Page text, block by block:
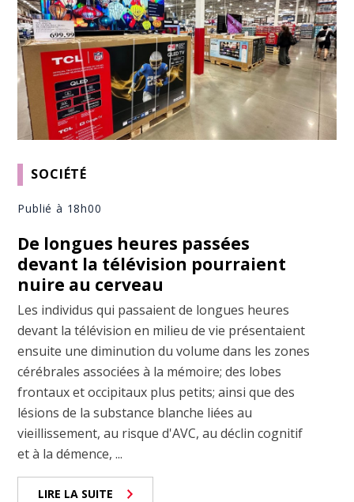
SOCIÉTÉ
Publié à 18h00
De longues heures passées
devant la télévision pourraient
nuire au cerveau
Les individus qui passaient de longues heures
devant la télévision en milieu de vie présentaient
ensuite une diminution du volume dans les zones
cérébrales associées à la mémoire; des lobes
frontaux et occipitaux plus petits; ainsi que des
lésions de la substance blanche liées au
vieillissement, au risque d'AVC, au déclin cognitif
et à la démence, ...
LIRE LA SUITE